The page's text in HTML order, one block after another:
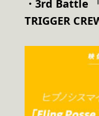
・3rd Battle
TRIGGER